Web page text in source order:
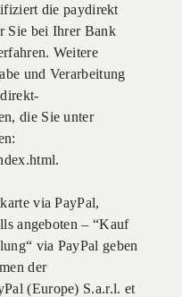
die paydirekt
Sie bei Ihrer Bank
Weitere
und Verarbeitung
die Sie unter
via PayPal,
angeboten – “Kauf
via PayPal geben
der
(Europe) S.a.r.l. et